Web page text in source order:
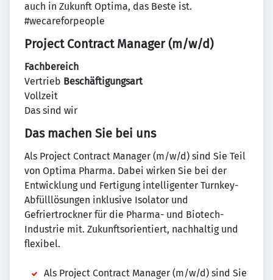
auch in Zukunft Optima, das Beste ist.
#wecareforpeople
Project Contract Manager (m/w/d)
Fachbereich
Vertrieb Beschäftigungsart
Vollzeit
Das sind wir
Das machen Sie bei uns
Als Project Contract Manager (m/w/d) sind Sie Teil
von Optima Pharma. Dabei wirken Sie bei der
Entwicklung und Fertigung intelligenter Turnkey-
Abfülllösungen inklusive Isolator und
Gefriertrockner für die Pharma- und Biotech-
Industrie mit. Zukunftsorientiert, nachhaltig und
flexibel.
Als Project Contract Manager (m/w/d) sind Sie